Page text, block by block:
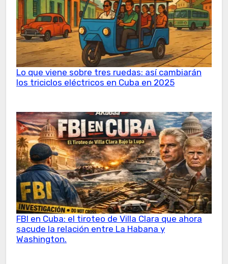
Lo que viene sobre tres ruedas: así cambiarán
los triciclos eléctricos en Cuba en 2025
FBI en Cuba: el tiroteo de Villa Clara que ahora
sacude la relación entre La Habana y
Washington.